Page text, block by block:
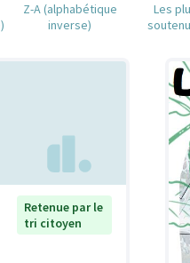
Z-A (alphabétique
inverse)
Les
Retenue par le
tri citoyen